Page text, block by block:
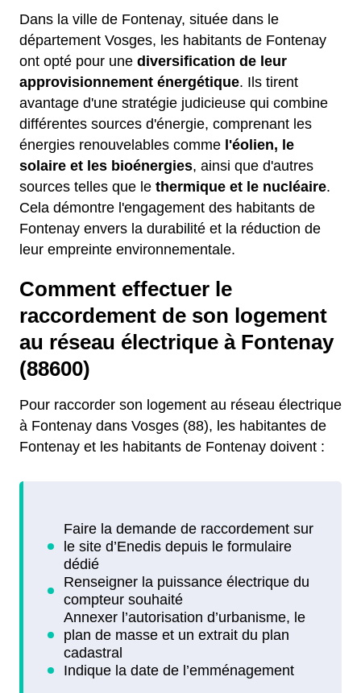
Dans la ville de Fontenay, située dans le
département Vosges, les habitants de Fontenay
ont opté pour une diversification de leur
approvisionnement énergétique. Ils tirent
avantage d'une stratégie judicieuse qui combine
différentes sources d'énergie, comprenant les
énergies renouvelables comme l'éolien, le
solaire et les bioénergies, ainsi que d'autres
sources telles que le thermique et le nucléaire.
Cela démontre l'engagement des habitants de
Fontenay envers la durabilité et la réduction de
leur empreinte environnementale.
Comment effectuer le
raccordement de son logement
au réseau électrique à Fontenay
(88600)
Pour raccorder son logement au réseau électrique
à Fontenay dans Vosges (88), les habitantes de
Fontenay et les habitants de Fontenay doivent :